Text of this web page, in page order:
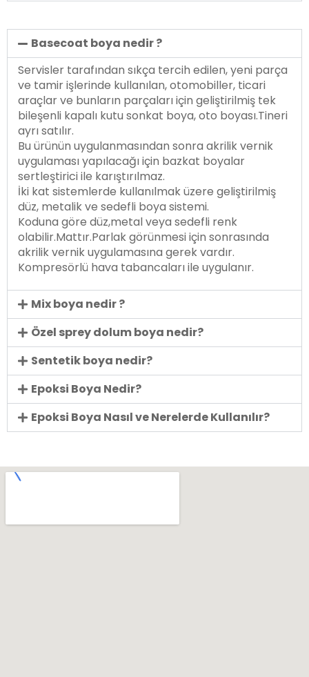
Basecoat boya nedir ?
Servisler tarafından sıkça tercih edilen, yeni parça
ve tamir işlerinde kullanılan, otomobiller, ticari
araçlar ve bunların parçaları için geliştirilmiş tek
bileşenli kapalı kutu sonkat boya, oto boyası.Tineri
ayrı satılır.
Bu ürünün uygulanmasından sonra akrilik vernik
uygulaması yapılacağı için bazkat boyalar
sertleştirici ile karıştırılmaz.
İki kat sistemlerde kullanılmak üzere geliştirilmiş
düz, metalik ve sedefli boya sistemi.
Koduna göre düz,metal veya sedefli renk
olabilir.Mattır.Parlak görünmesi için sonrasında
akrilik vernik uygulamasına gerek vardır.
Kompresörlü hava tabancaları ile uygulanır.
Mix boya nedir ?
Özel sprey dolum boya nedir?
Sentetik boya nedir?
Epoksi Boya Nedir?
Epoksi Boya Nasıl ve Nerelerde Kullanılır?